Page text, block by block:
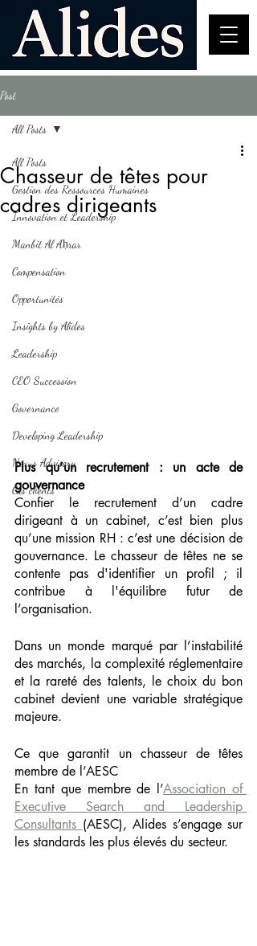
Post
All Posts
Gestion des Ressources Humaines
Innovation et Leadership
Manbit Al Aḥrar
Compensation
Opportunités
Insights by Alides
Leadership
CEO Succession
Governance
Developing Leadership
Nexus Advisory
Cas clients
All Posts
Chasseur de têtes pour
cadres dirigeants
Plus qu’un recrutement : un acte de
gouvernance
Confier le recrutement d’un cadre
dirigeant à un cabinet, c’est bien plus
qu’une mission RH : c’est une décision de
gouvernance. Le chasseur de têtes ne se
contente pas d'identifier un profil ; il
contribue à l'équilibre futur de
l’organisation.
Dans un monde marqué par l’instabilité
des marchés, la complexité réglementaire
et la rareté des talents, le choix du bon
cabinet devient une variable stratégique
majeure.
Ce que garantit un chasseur de têtes
membre de l’AESC
En tant que membre de l’Association of
Executive Search and Leadership
Consultants (AESC), Alides s’engage sur
les standards les plus élevés du secteur.